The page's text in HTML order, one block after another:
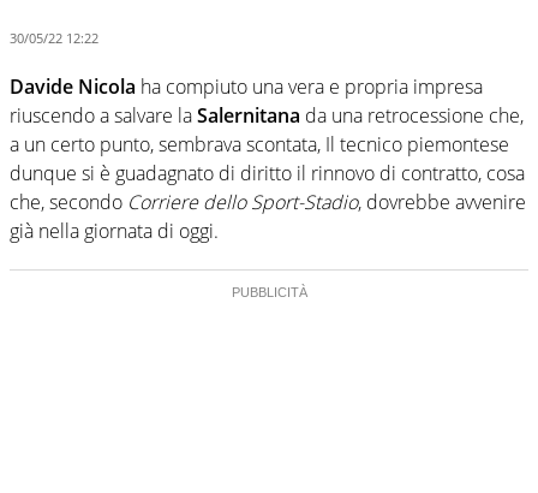
30/05/22 12:22
Davide Nicola ha compiuto una vera e propria impresa
riuscendo a salvare laSalernitana da una retrocessione che,
a un certo punto, sembrava scontata, Il tecnico piemontese
dunque si è guadagnato di diritto il rinnovo di contratto, cosa
che, secondo Corriere dello Sport-Stadio, dovrebbe avvenire
già nella giornata di oggi.